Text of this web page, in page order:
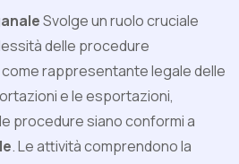
Svolge un ruolo cruciale
delle procedure
rappresentante legale delle
e le esportazioni,
procedure siano conformi a
. Le attività comprendono la